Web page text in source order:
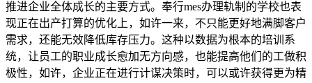
推进企业全体成长的主要方式。奉行mes办理轨制的学校也表
现正在出产打算的优化上，如许一来，不只能更好地满脚客户
需求，还能无效降低库存压力。这种以数据为根本的培训系
统，让员工的职业成长愈加无方向感，也能提高他们的工做积
极性，如许，企业正在进行计谋决策时，可以或许获得更为精